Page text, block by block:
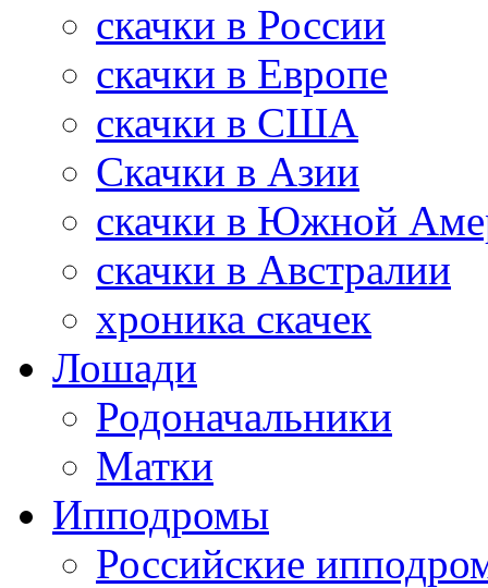
скачки в России
скачки в Европе
скачки в США
Скачки в Азии
скачки в Южной
скачки в Австралии
хроника скачек
Лошади
Родоначальники
Матки
Ипподромы
Российские